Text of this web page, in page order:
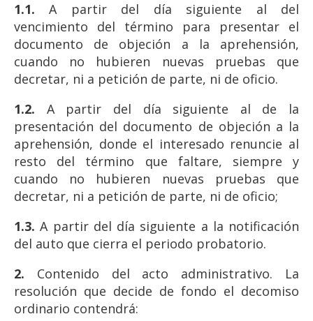
1.1. A partir del día siguiente al del
vencimiento del término para presentar el
documento de objeción a la aprehensión,
cuando no hubieren nuevas pruebas que
decretar, ni a petición de parte, ni de oficio.
1.2. A partir del día siguiente al de la
presentación del documento de objeción a la
aprehensión, donde el interesado renuncie al
resto del término que faltare, siempre y
cuando no hubieren nuevas pruebas que
decretar, ni a petición de parte, ni de oficio;
1.3. A partir del día siguiente a la notificación
del auto que cierra el periodo probatorio.
2. Contenido del acto administrativo. La
resolución que decide de fondo el decomiso
ordinario contendrá: